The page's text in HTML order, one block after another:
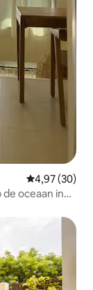
Gemiddelde
4,97 (30)
oceaan in